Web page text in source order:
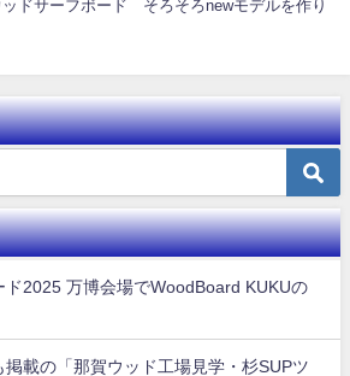
ッドサーフボード そろそろnewモデルを作り
ド2025 万博会場でWoodBoard KUKUの
載の「那賀ウッド工場見学・杉SUPツ